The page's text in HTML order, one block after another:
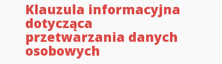
Klauzula informacyjna
dotycząca
przetwarzania danych
osobowych